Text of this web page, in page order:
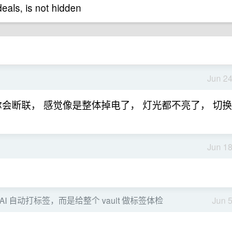
is not hidden
Jun 24
断联， 感觉像是整体掉电了， 灯光都不亮了， 切换
Jun 18
Jun 5
自动打标签，而是给整个 vault 做标签体检